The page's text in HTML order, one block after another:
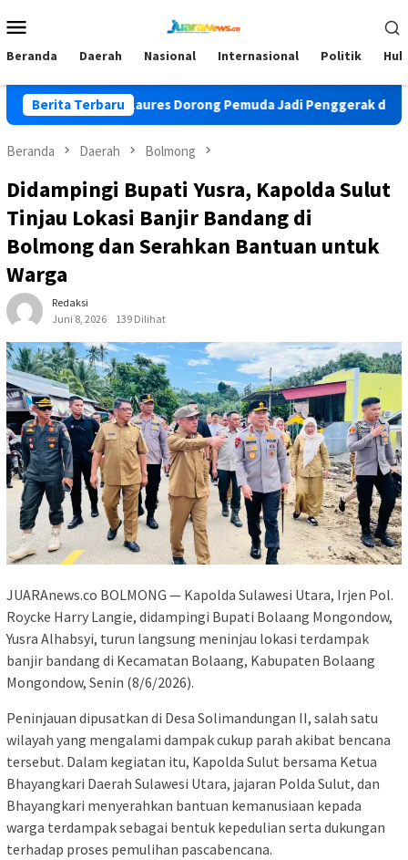
ke
Mobile
Beranda Daerah Nasional Internasional Politik
Berita Terbaru
Ofriyanto Laures Dorong Pemuda Jadi Penggerak di Era
Beranda Daerah Bolmong
Didampingi Bupati Yusra, Kapolda Sulut
Tinjau Lokasi Banjir Bandang di
Bolmong dan Serahkan Bantuan untuk
Warga
Redaksi
Juni 8, 2026
139 Dilihat
JUARAnews.co BOLMONG — Kapolda Sulawesi Utara, Irjen Pol.
Roycke Harry Langie, didampingi Bupati Bolaang Mongondow,
Yusra Alhabsyi, turun langsung meninjau lokasi terdampak
banjir bandang di Kecamatan Bolaang, Kabupaten Bolaang
Mongondow, Senin (8/6/2026).
Peninjauan dipusatkan di Desa Solimandungan II, salah satu
wilayah yang mengalami dampak cukup parah akibat bencana
tersebut. Dalam kegiatan itu, Kapolda Sulut bersama Ketua
Bhayangkari Daerah Sulawesi Utara, jajaran Polda Sulut, dan
Bhayangkari menyerahkan bantuan kemanusiaan kepada
warga terdampak sebagai bentuk kepedulian serta dukungan
terhadap proses pemulihan pascabencana.